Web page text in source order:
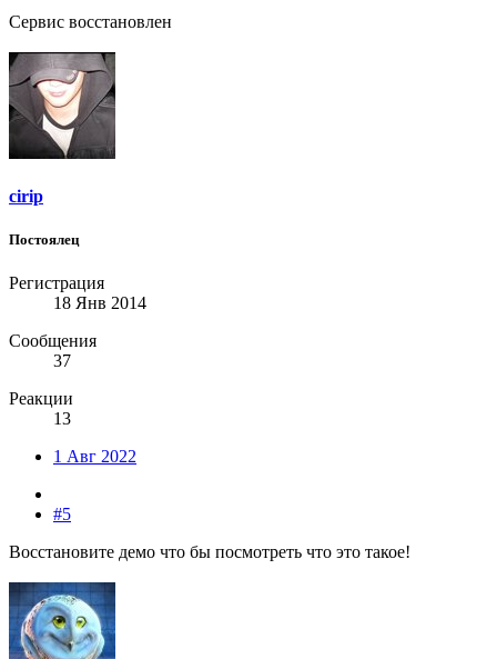
Сервис восстановлен
cirip
Постоялец
Регистрация
18 Янв 2014
Сообщения
37
Реакции
13
1 Авг 2022
#5
Восстановите демо что бы посмотреть что это такое!